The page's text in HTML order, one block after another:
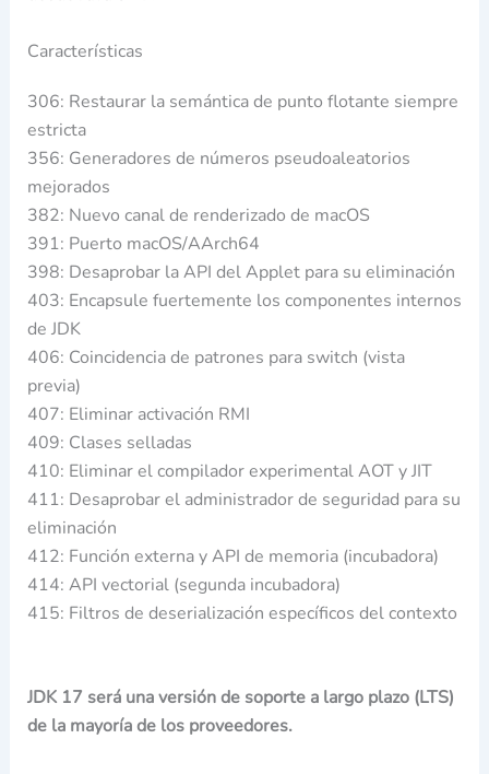
Características
306: Restaurar la semántica de punto flotante siempre
estricta
356: Generadores de números pseudoaleatorios
mejorados
382: Nuevo canal de renderizado de macOS
391: Puerto macOS/AArch64
398: Desaprobar la API del Applet para su eliminación
403: Encapsule fuertemente los componentes internos
de JDK
406: Coincidencia de patrones para switch (vista
previa)
407: Eliminar activación RMI
409: Clases selladas
410: Eliminar el compilador experimental AOT y JIT
411: Desaprobar el administrador de seguridad para su
eliminación
412: Función externa y API de memoria (incubadora)
414: API vectorial (segunda incubadora)
415: Filtros de deserialización específicos del contexto
JDK 17 será una versión de soporte a largo plazo (LTS)
de la mayoría de los proveedores.